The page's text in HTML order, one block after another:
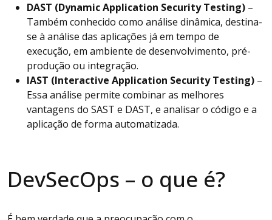
DAST (Dynamic Application Security Testing) –
Também conhecido como análise dinâmica, destina-
se à análise das aplicações já em tempo de
execução, em ambiente de desenvolvimento, pré-
produção ou integração.
IAST (Interactive Application Security Testing) –
Essa análise permite combinar as melhores
vantagens do SAST e DAST, e analisar o código e a
aplicação de forma automatizada.
DevSecOps – o que é?